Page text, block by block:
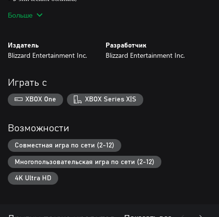
• 5 обликов Origins;
Больше
Издатель
Blizzard Entertainment Inc.
Разработчик
Blizzard Entertainment Inc.
Играть с
XBOX One XBOX Series X|S
Возможности
Совместная игра по сети (2-12)
Многопользовательская игра по сети (2-12)
4K Ultra HD